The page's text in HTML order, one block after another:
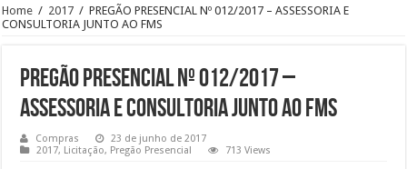
Home / 2017 / PREGÃO PRESENCIAL Nº 012/2017 – ASSESSORIA E
CONSULTORIA JUNTO AO FMS
PREGÃO PRESENCIAL Nº 012/2017 –
ASSESSORIA E CONSULTORIA JUNTO AO FMS
Compras
23 de junho de 2017
2017, Licitação, Pregão Presencial 713 Views